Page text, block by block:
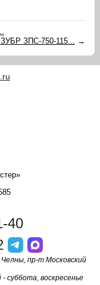
ЗПС-750-115... →
40
пр-т Московский
суббота, воскресенье